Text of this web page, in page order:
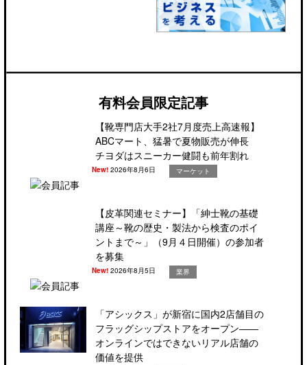
有料会員限定記事
【靴専門店大手2社7月度売上高速報】
ABCマート、猛暑で夏物販売が伸長
チヨダはスニーカー健闘も前年割れ
New!2026年8月6日 マーケット
【皮革関連セミナー】「紳士靴の基礎
講座～靴の歴史・製法から検査のポイ
ントまで～」（9月４日開催）の参加者
を募集
New!2026年8月5日 業界
「アシックス」が新宿に国内2店舗目の
フラッグシップストアをオープン――
オンラインではできないリアル店舗の
価値を提供